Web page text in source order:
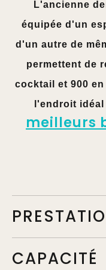
L'ancienne
équipée d'un
d'un autre de
permettent de
cocktail et 900
l'endroit
meilleurs
CAPACITÉ